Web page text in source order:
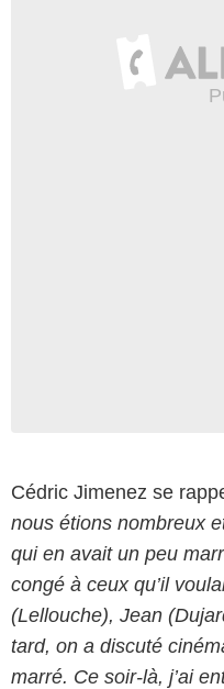
Cédric Jimenez se
nous étions nombreux
qui en avait un peu
congé à ceux qu’il
(Lellouche), Jean
tard, on a discuté
marré. Ce soir-là, j’ai